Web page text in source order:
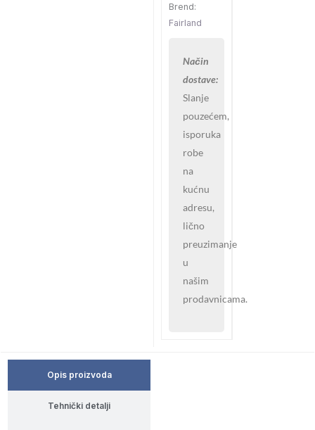
Brend:
Fairland
Način
dostave:
Slanje
pouzećem,
isporuka
robe
na
kućnu
adresu,
lično
preuzimanje
u
našim
prodavnicama.
Opis proizvoda
Tehnički detalji